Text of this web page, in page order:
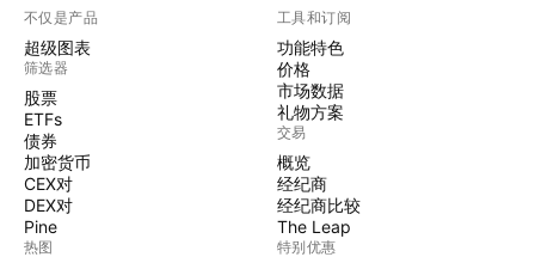
不仅是产品
超级图表
筛选器
股票
ETFs
债券
加密货币
CEX对
DEX对
Pine
热图
工具和订阅
功能特色
价格
市场数据
礼物方案
交易
概览
经纪商
经纪商比较
The Leap
特别优惠